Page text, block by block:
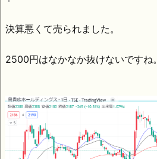
決算悪くて売られました。
2500円はなかなか抜けないですね。